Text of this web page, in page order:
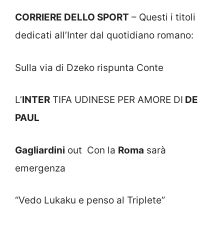
CORRIERE DELLO SPORT – Questi i titoli
dedicati all’Inter dal quotidiano romano:
Sulla via di Dzeko rispunta Conte
L’INTER TIFA UDINESE PER AMORE DI DE
PAUL
Gagliardini out Con la Roma sarà
emergenza
“Vedo Lukaku e penso al Triplete”